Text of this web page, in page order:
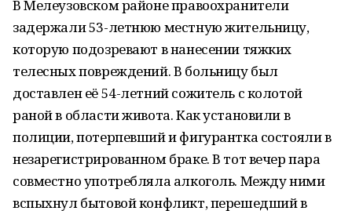
В Мелеузовском районе правоохранители
задержали 53-летнюю местную жительницу,
которую подозревают в нанесении тяжких
телесных повреждений. В больницу был
доставлен её 54-летний сожитель с колотой
раной в области живота. Как установили в
полиции, потерпевший и фигурантка состояли в
незарегистрированном браке. В тот вечер пара
совместно употребляла алкоголь. Между ними
вспыхнул бытовой конфликт, перешедший в